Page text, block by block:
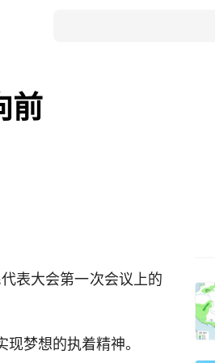
前
表大会第一次会议上的
梦想的执着精神。